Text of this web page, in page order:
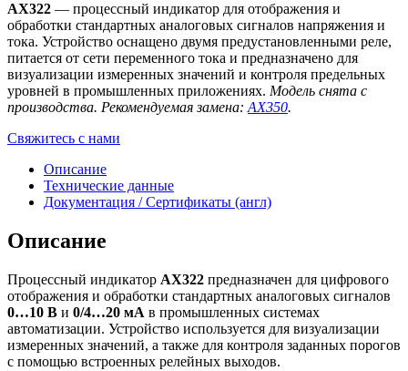
AX322 — процессный индикатор для отображения и
обработки стандартных аналоговых сигналов напряжения и
тока. Устройство оснащено двумя предустановленными реле,
питается от сети переменного тока и предназначено для
визуализации измеренных значений и контроля предельных
уровней в промышленных приложениях. Модель снята с
производства. Рекомендуемая замена:AX350.
Свяжитесь с нами
Описание
Технические данные
Документация / Сертификаты (англ)
Описание
Процессный индикатор AX322 предназначен для цифрового
отображения и обработки стандартных аналоговых сигналов
0…10 В и 0/4…20 мА в промышленных системах
автоматизации. Устройство используется для визуализации
измеренных значений, а также для контроля заданных порогов
с помощью встроенных релейных выходов.